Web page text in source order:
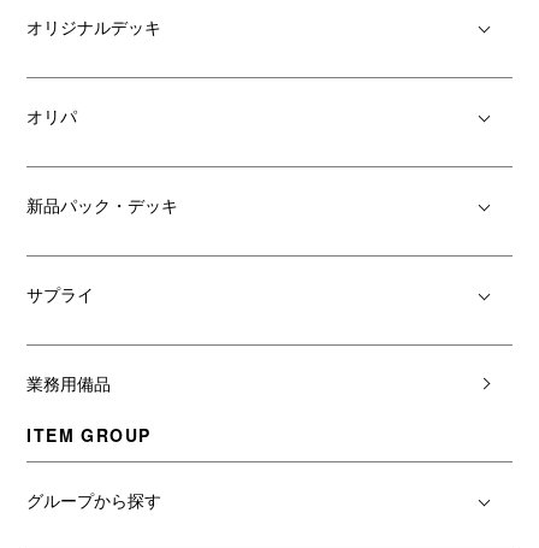
オリジナルデッキ
オリパ
新品パック・デッキ
サプライ
業務用備品
ITEM GROUP
グループから探す